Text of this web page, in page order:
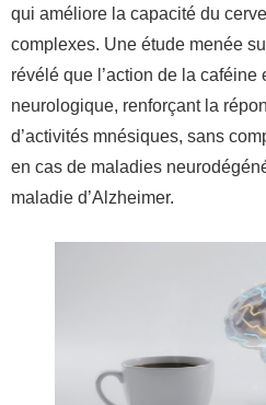
qui améliore la capacité du
complexes. Une étude menée
révélé que l’action de la
neurologique, renforçant la
d’activités mnésiques, sans
en cas de maladies
maladie d’Alzheimer.